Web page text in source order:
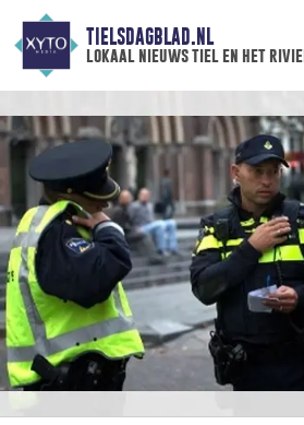
TIELSDAGBLAD.NL
lokaal nieuws tiel en het